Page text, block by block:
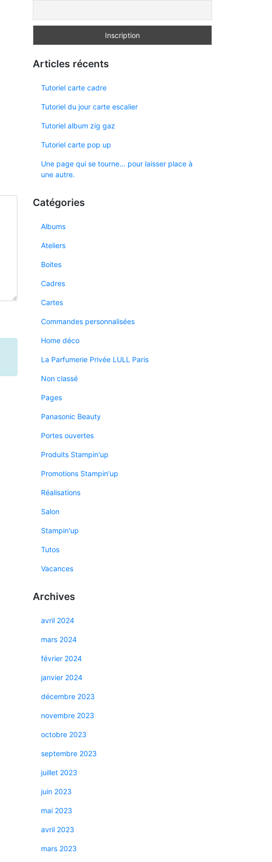
Articles récents
Tutoriel carte cadre
Tutoriel du jour carte escalier
Tutoriel album zig gaz
Tutoriel carte pop up
Une page qui se tourne… pour laisser place à
une autre.
Catégories
Albums
Ateliers
Boites
Cadres
Cartes
Commandes personnalisées
Home déco
La Parfumerie Privée LULL Paris
Non classé
Pages
Panasonic Beauty
Portes ouvertes
Produits Stampin'up
Promotions Stampin'up
Réalisations
Salon
Stampin'up
Tutos
Vacances
Archives
avril 2024
mars 2024
février 2024
janvier 2024
décembre 2023
novembre 2023
octobre 2023
septembre 2023
juillet 2023
juin 2023
mai 2023
avril 2023
mars 2023